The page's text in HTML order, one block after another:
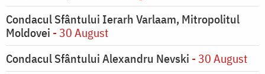
Condacul Sfântului Ierarh Varlaam, Mitropolitul
Moldovei - 30 August
Condacul Sfântului Alexandru Nevski - 30 August